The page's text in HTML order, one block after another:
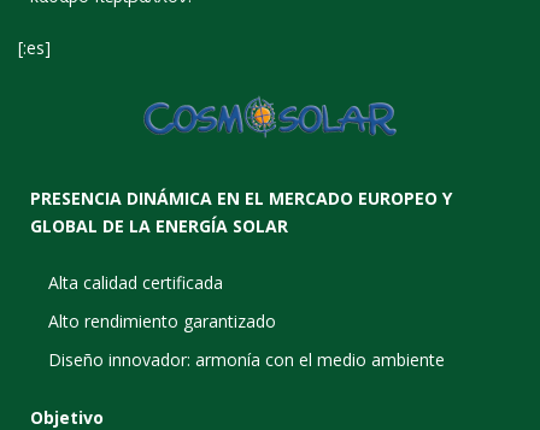
[:es]
PRESENCIA DINÁMICA EN EL MERCADO EUROPEO Y
GLOBAL DE LA ENERGÍA SOLAR
Alta calidad certificada
Alto rendimiento garantizado
Diseño innovador: armonía con el medio ambiente
Objetivo